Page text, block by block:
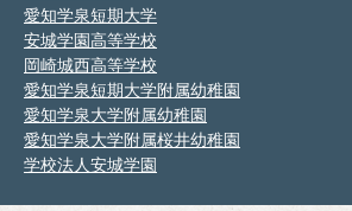
愛知学泉短期大学
安城学園高等学校
岡崎城西高等学校
愛知学泉短期大学附属幼稚園
愛知学泉大学附属幼稚園
愛知学泉大学附属桜井幼稚園
学校法人安城学園